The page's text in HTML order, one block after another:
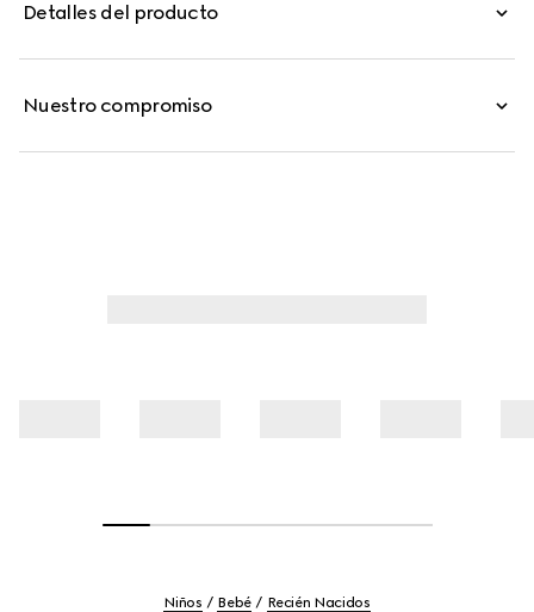
MISS™.
Detalles del producto
Nuestro compromiso
Niños Bebé Recién Nacidos